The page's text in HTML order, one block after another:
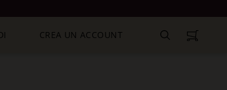
CREA UN ACCOUNT